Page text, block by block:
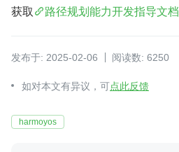
获取 路径规划能力开发指导文档
发布于: 2025-02-06 阅读数: 6250
如对本文有异议，可点此反馈
harmoyos